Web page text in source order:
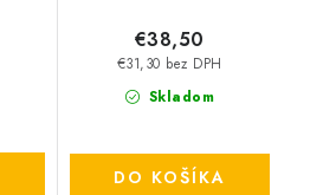
Skladom
€31,30 bez DPH
€38,50
DO KOŠÍKA